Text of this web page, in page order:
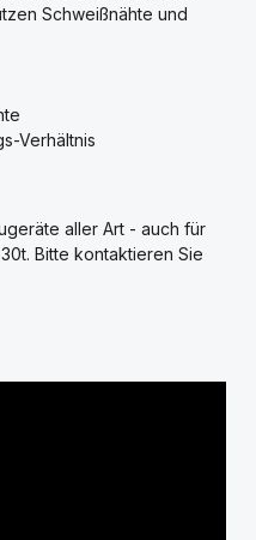
Schweißnähte und
Verhältnis
aller Art - auch für
Bitte kontaktieren Sie